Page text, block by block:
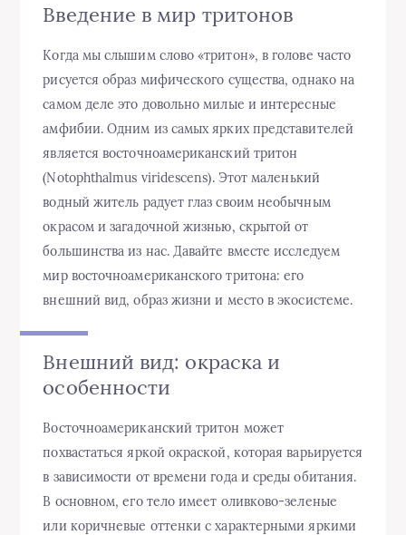
Введение в мир тритонов
Когда мы слышим слово «тритон», в голове часто
рисуется образ мифического существа, однако на
самом деле это довольно милые и интересные
амфибии. Одним из самых ярких представителей
является восточноамериканский тритон
(Notophthalmus viridescens). Этот маленький
водный житель радует глаз своим необычным
окрасом и загадочной жизнью, скрытой от
большинства из нас. Давайте вместе исследуем
мир восточноамериканского тритона: его
внешний вид, образ жизни и место в экосистеме.
Внешний вид: окраска и
особенности
Восточноамериканский тритон может
похвастаться яркой окраской, которая варьируется
в зависимости от времени года и среды обитания.
В основном, его тело имеет оливково-зеленые
или коричневые оттенки с характерными яркими